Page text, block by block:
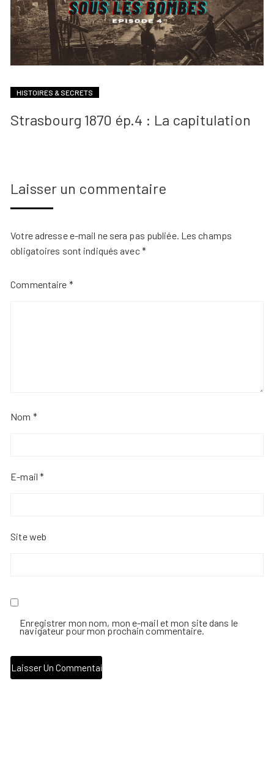
HISTOIRES & SECRETS
Strasbourg 1870 ép.4 : La capitulation
Laisser un commentaire
Votre adresse e-mail ne sera pas publiée. Les champs
obligatoires sont indiqués avec*
Commentaire *
Nom *
E-mail*
Site web
Enregistrer mon nom, mon e-mail et mon site dans le
navigateur pour mon prochain commentaire.